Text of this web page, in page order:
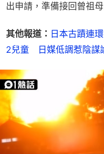
出申請，準備接回曾祖
其他報道： 日本古蹟連
2兒童　日媒低調惹陰謀